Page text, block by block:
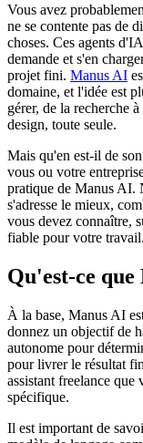
Vous avez
ne se contente pas de
choses. Ces agents
demande et s'en
projet fini. Manus AI
domaine, et l'idée est
gérer, de la recherche
design, toute seule.
Mais qu'en est-il de
vous ou votre
pratique de Manus AI.
s'adresse le mieux,
vous devez connaître,
fiable pour votre travail.
Qu'est-ce
À la base, Manus AI
donnez un objectif de
autonome pour
pour livrer le résultat
assistant freelance
spécifique.
Il est important de